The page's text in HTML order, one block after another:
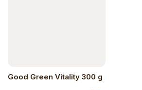
Good Green Vitality 300 g